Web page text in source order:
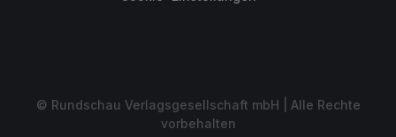
© Rundschau Verlagsgesellschaft mbH | Alle Rechte
vorbehalten